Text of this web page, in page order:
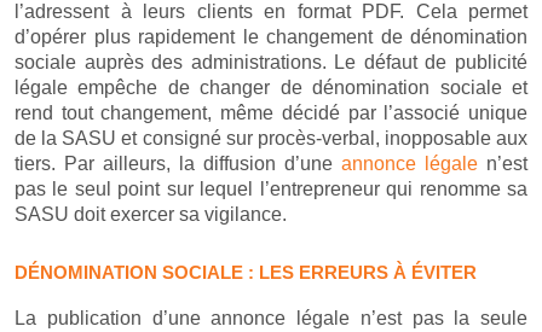
l’adressent à leurs clients en format PDF. Cela permet
d’opérer plus rapidement le changement de dénomination
sociale auprès des administrations. Le défaut de publicité
légale empêche de changer de dénomination sociale et
rend tout changement, même décidé par l’associé unique
de la SASU et consigné sur procès-verbal, inopposable aux
tiers. Par ailleurs, la diffusion d’une annonce légale n’est
pas le seul point sur lequel l’entrepreneur qui renomme sa
SASU doit exercer sa vigilance.
DÉNOMINATION SOCIALE : LES ERREURS À ÉVITER
La publication d’une annonce légale n’est pas la seule